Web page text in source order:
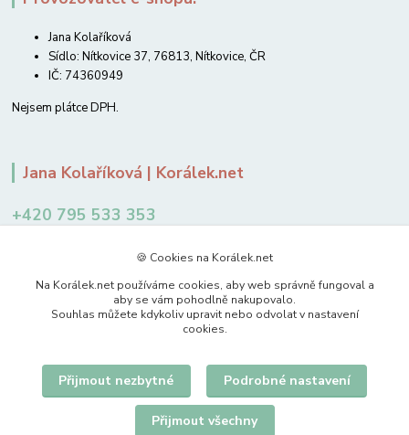
Jana Kolaříková
Sídlo: Nítkovice 37, 76813, Nítkovice, ČR
IČ: 74360949
Nejsem plátce DPH.
Jana Kolaříková | Korálek.net
+420 795 533 353
Upravit sběr cookies.
🍪 Cookies na Korálek.net
Na Korálek.net používáme cookies, aby web správně fungoval a
aby se vám pohodlně nakupovalo.
Souhlas můžete kdykoliv upravit nebo odvolat v nastavení
cookies.
Přijmout nezbytné Podrobné nastavení
Přijmout všechny